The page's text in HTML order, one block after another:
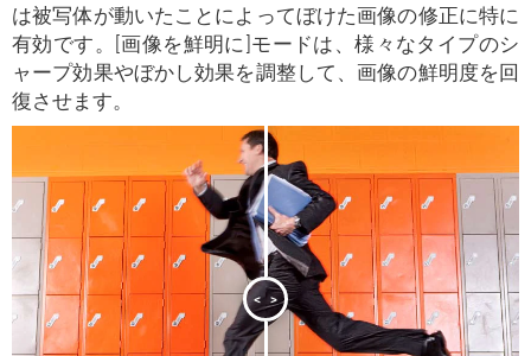
は被写体が動いたことによってぼけた画像の修正に特に
有効です。[画像を鮮明に]モードは、様々なタイプのシ
ャープ効果やぼかし効果を調整して、画像の鮮明度を回
復させます。
< >